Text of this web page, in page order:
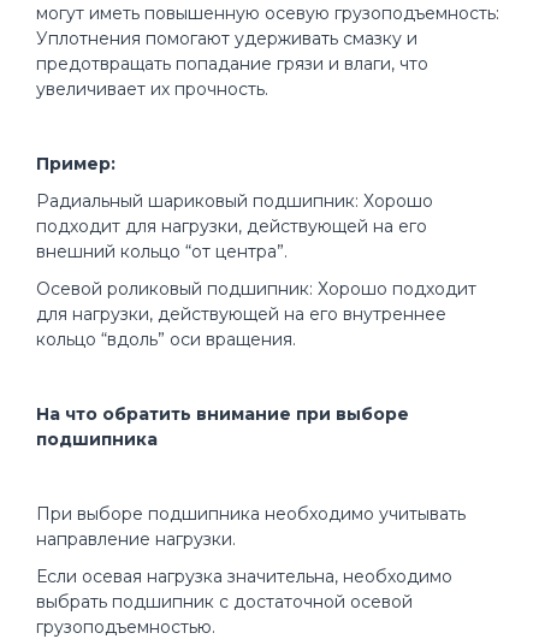
могут иметь повышенную осевую грузоподъемность:
Уплотнения помогают удерживать смазку и
предотвращать попадание грязи и влаги, что
увеличивает их прочность.
Пример:
Радиальный шариковый подшипник: Хорошо
подходит для нагрузки, действующей на его
внешний кольцо “от центра”.
Осевой роликовый подшипник: Хорошо подходит
для нагрузки, действующей на его внутреннее
кольцо “вдоль” оси вращения.
На что обратить внимание при выборе
подшипника
При выборе подшипника необходимо учитывать
направление нагрузки.
Если осевая нагрузка значительна, необходимо
выбрать подшипник с достаточной осевой
грузоподъемностью.